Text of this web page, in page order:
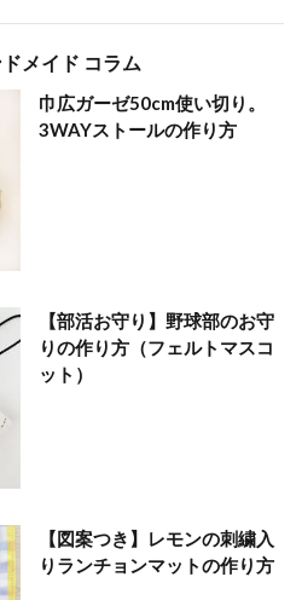
メイド コラム
巾広ガーゼ50cm使い切り。
3WAYストールの作り方
【部活お守り】野球部のお守
りの作り方（フェルトマスコ
ット）
【図案つき】レモンの刺繍入
りランチョンマットの作り方